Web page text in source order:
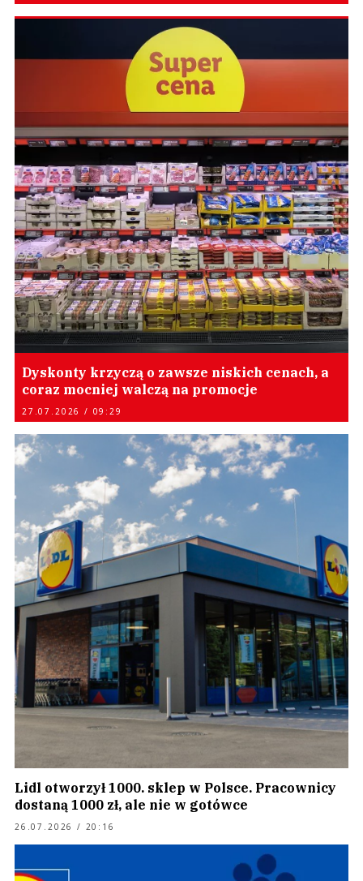
Dyskonty krzyczą o zawsze niskich cenach, a
coraz mocniej walczą na promocje
27.07.2026 / 09:29
Lidl otworzył 1000. sklep w Polsce. Pracownicy
dostaną 1000 zł, ale nie w gotówce
26.07.2026 / 20:16